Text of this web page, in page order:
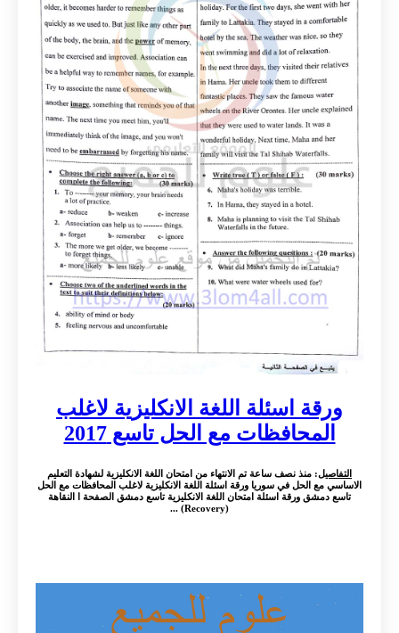
ورقة اسئلة اللغة الانكليزية لاغلب
المحافظات مع الحل تاسع 2017
التفاصيل: منذ نصف ساعة تم الانتهاء من امتحان اللغة الانكليزية لشهادة التعليم
الاساسي مع الحل في سوريا ورقة اسئلة اللغة الانكليزية لاغلب المحافظات مع الحل
تاسع دمشق ورقة اسئلة امتحان اللغة الانكليزية تاسع دمشق الصفحة ا النقاهة
(Recovery) ...